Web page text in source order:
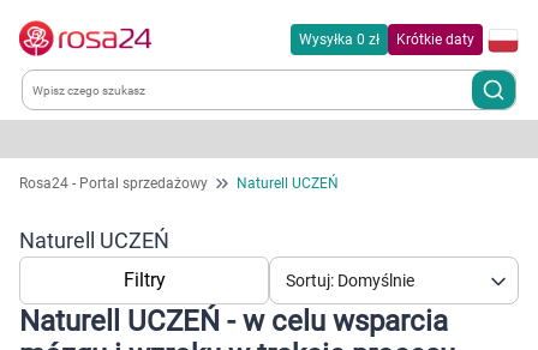
Wysyłka 0 zł Krótkie daty
Kategorie
Chemia gospodarcza
Dla zwierząt
Rosa24 - Portal sprzedażowy Naturell UCZEŃ
Naturell UCZEŃ
Filtry Sortuj: Domyślnie
Naturell UCZEŃ - w celu wsparcia